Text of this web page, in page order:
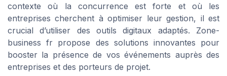
contexte où la concurrence est forte et où les
entreprises cherchent à optimiser leur gestion, il est
crucial d’utiliser des outils digitaux adaptés. Zone-
business fr propose des solutions innovantes pour
booster la présence de vos événements auprès des
entreprises et des porteurs de projet.